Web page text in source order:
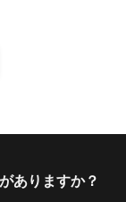
ありますか？